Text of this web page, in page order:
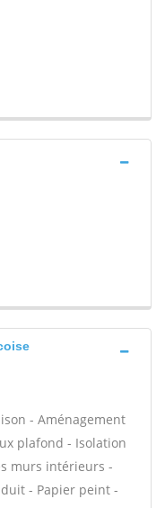
- Aménagement
plafond - Isolation
murs intérieurs -
- Papier peint -